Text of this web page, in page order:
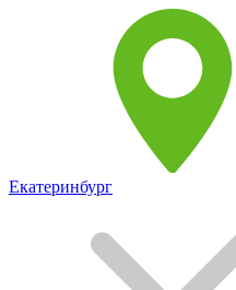
Екатеринбург